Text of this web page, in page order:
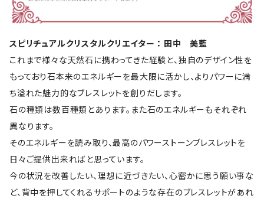
スピリチュアルクリスタルクリエイター ： 田中 美藍
これまで様々な天然石に携わってきた経験と、独自のデザイン性を
もっており石本来のエネルギーを最大限に活かし、よりパワーに満
ち溢れた魅力的なブレスレットを創りだします。
石の種類は数百種類とあります。また石のエネルギーもそれぞれ
異なります。
そのエネルギーを読み取り、最高のパワーストーンブレスレットを
日々ご提供出来ればと思っています。
今の状況を改善したい、理想に近づきたい、心密かに思う願い事な
ど、背中を押してくれるサポートのような存在のブレスレットがあれ